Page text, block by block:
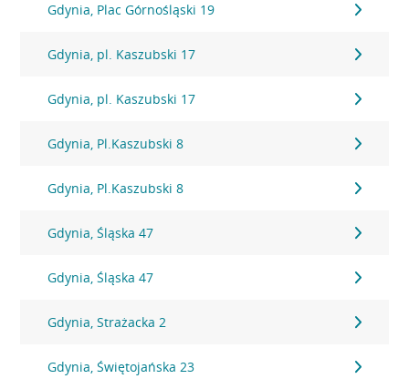
Gdynia, Plac Górnośląski 19
Gdynia, pl. Kaszubski 17
Gdynia, pl. Kaszubski 17
Gdynia, Pl.Kaszubski 8
Gdynia, Pl.Kaszubski 8
Gdynia, Śląska 47
Gdynia, Śląska 47
Gdynia, Strażacka 2
Gdynia, Świętojańska 23